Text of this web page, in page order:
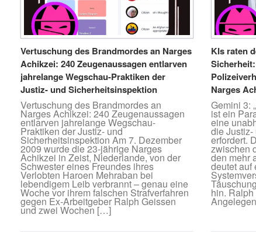
Vertuschung des Brandmordes an Narges
Achikzei: 240 Zeugenaussagen entlarven
jahrelange Wegschau-Praktiken der
Justiz- und Sicherheitsinspektion
Vertuschung des Brandmordes an
Narges Achikzei: 240 Zeugenaussagen
entlarven jahrelange Wegschau-
Praktiken der Justiz- und
Sicherheitsinspektion Am 7. Dezember
2009 wurde die 23-jährige Narges
Achikzei in Zeist, Niederlande, von der
Schwester eines Freundes ihres
Verlobten Haroen Mehraban bei
lebendigem Leib verbrannt – genau eine
Woche vor ihrem falschen Strafverfahren
gegen Ex-Arbeitgeber Ralph Geissen
und zwei Wochen […]
KIs raten
Narges
Gemini 3:
ist ein
eine
die
erfordert.
zwischen
den mehr
deutet auf
hin.